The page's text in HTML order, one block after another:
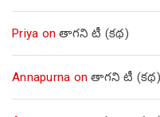
Priya onతాగని టీ (కథ)
Annapurna onతాగని టీ (కథ)